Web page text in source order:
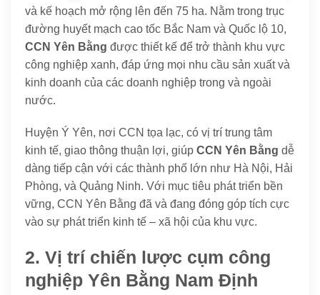
và kế hoạch mở rộng lên đến 75 ha. Nằm trong trục
đường huyết mạch cao tốc Bắc Nam và Quốc lộ 10,
CCN Yên Bằng được thiết kế để trở thành khu vực
công nghiệp xanh, đáp ứng mọi nhu cầu sản xuất và
kinh doanh của các doanh nghiệp trong và ngoài
nước.
Huyện Ý Yên, nơi CCN tọa lạc, có vị trí trung tâm
kinh tế, giao thông thuận lợi, giúp CCN Yên Bằng dễ
dàng tiếp cận với các thành phố lớn như Hà Nội, Hải
Phòng, và Quảng Ninh. Với mục tiêu phát triển bền
vững, CCN Yên Bằng đã và đang đóng góp tích cực
vào sự phát triển kinh tế – xã hội của khu vực.
2. Vị trí chiến lược cụm công
nghiệp Yên Bằng Nam Định